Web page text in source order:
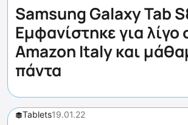
Samsung Galaxy Tab
Εμφανίστηκε για λίγο
Amazon Italy και
πάντα
Tablets19.01.22